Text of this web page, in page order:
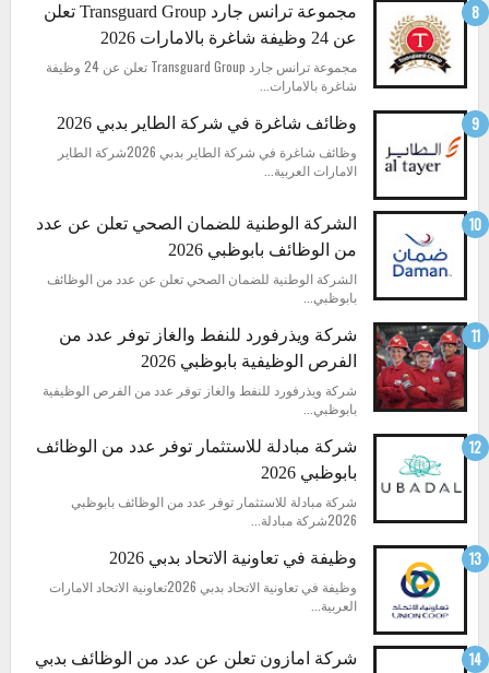
مجموعة ترانس جارد Transguard Group تعلن
عن 24 وظيفة شاغرة بالامارات 2026
مجموعة ترانس جارد Transguard Group تعلن عن 24 وظيفة
شاغرة بالامارات...
وظائف شاغرة في شركة الطاير بدبي 2026
وظائف شاغرة في شركة الطاير بدبي 2026شركة الطاير
الامارات العربية...
الشركة الوطنية للضمان الصحي تعلن عن عدد
من الوظائف بابوظبي 2026
الشركة الوطنية للضمان الصحي تعلن عن عدد من الوظائف
بابوظبي...
شركة ويذرفورد للنفط والغاز توفر عدد من
الفرص الوظيفية بابوظبي 2026
شركة ويذرفورد للنفط والغاز توفر عدد من الفرص الوظيفية
بابوظبي...
شركة مبادلة للاستثمار توفر عدد من الوظائف
بابوظبي 2026
شركة مبادلة للاستثمار توفر عدد من الوظائف بابوظبي
2026شركة مبادلة...
وظيفة في تعاونية الاتحاد بدبي 2026
وظيفة في تعاونية الاتحاد بدبي 2026تعاونية الاتحاد الامارات
العربية...
شركة امازون تعلن عن عدد من الوظائف بدبي